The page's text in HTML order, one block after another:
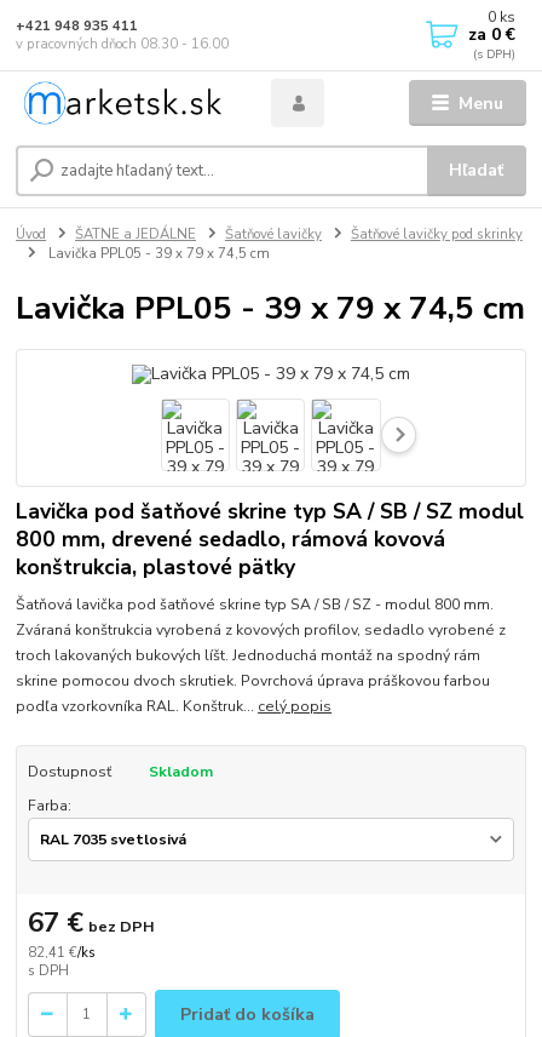
Menu
Hľadať
+421 948 935 411
v pracovných dňoch 08.30 - 16.00
0 ks
za 0 €
Úvod ŠATNE a JEDÁLNE Šatňové lavičky
Šatňové lavičky pod skrinky
Lavička PPL05 - 39 x 79 x 74,5 cm
Lavička PPL05 - 39 x 79 x 74,5 cm
Lavička pod šatňové skrine typ SA / SB / SZ modul
800 mm, drevené sedadlo, rámová kovová
konštrukcia, plastové pätky
Šatňová lavička pod šatňové skrine typ SA / SB / SZ - modul 800 mm.
Zváraná konštrukcia vyrobená z kovových profilov, sedadlo vyrobené z
troch lakovaných bukových líšt. Jednoduchá montáž na spodný rám
skrine pomocou dvoch skrutiek. Povrchová úprava práškovou farbou
podľa vzorkovníka RAL. Konštruk... celý popis
Dostupnosť
Skladom
Farba:
82,41 €/ks
67 € bez DPH
Pridať do košíka